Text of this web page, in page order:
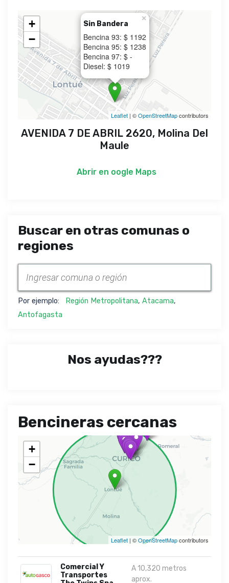
Sin Bandera
Bencina 93: $ 1192
Bencina 95: $ 1238
Bencina 97: $ -
Diesel: $ 1019
×
+
−
Leaflet | ©OpenStreetMapcontributors
AVENIDA 7 DE ABRIL 2620, Molina Del
Maule
Abrir en oogle Maps
Buscar en otras comunas o
regiones
Por ejemplo: Región Metropolitana, Atacama,
Antofagasta
Nos ayudas???
Bencineras cercanas
+
−
Leaflet | ©OpenStreetMapcontributors
Comercial Y
Transportes
A 10,320 metros
aprox.